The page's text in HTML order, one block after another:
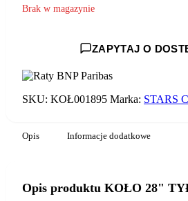
Brak w magazynie
ZAPYTAJ O
SKU: KOŁ001895 Marka: STARS
Opis Informacje dodatkowe
Opis produktu KOŁO 28"